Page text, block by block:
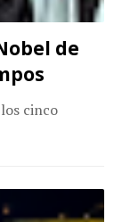
de
cinco